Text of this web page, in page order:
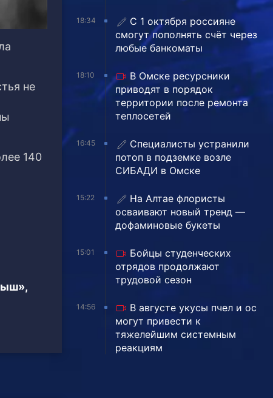
не
140
18:34
С 1 октября россияне
смогут пополнять счёт через
любые банкоматы
18:10
В Омске ресурсники
приводят в порядок
территории после ремонта
теплосетей
16:45
Специалисты устранили
потоп в подземке возле
СИБАДИ в Омске
15:22
На Алтае флористы
осваивают новый тренд —
дофаминовые букеты
15:01
Бойцы студенческих
отрядов продолжают
трудовой сезон
14:56
В августе укусы пчел и ос
могут привести к
тяжелейшим системным
реакциям